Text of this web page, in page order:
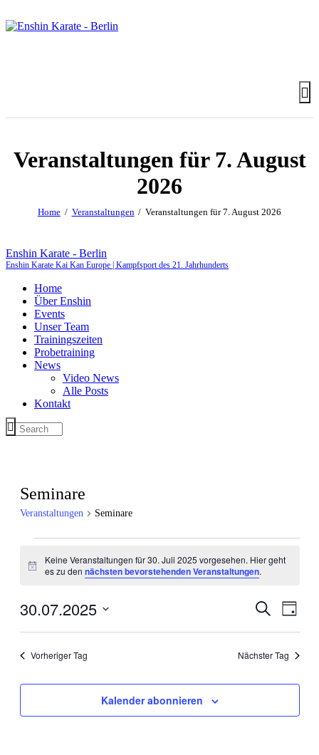
Veranstaltungen für 7. August
2026
Home Veranstaltungen Veranstaltungen für 7. August 2026
Enshin Karate - Berlin
Enshin Karate Kai Kan Europe | Kampfsport des 21. Jahrhunderts
Home
Über Enshin
Events
Unser Team
Trainingszeiten
Probetraining
News
Video News
Alle Posts
Kontakt
Seminare
Veranstaltungen Seminare
für
Juli
Hinweis
Keine Veranstaltungen für 30. Juli 2025 vorgesehen. Hier geht
es zu dennächsten bevorstehenden Veranstaltungen.
Suche
Tag
30.07.2025
Vorheriger Tag
Nächster Tag
Kalender abonnieren